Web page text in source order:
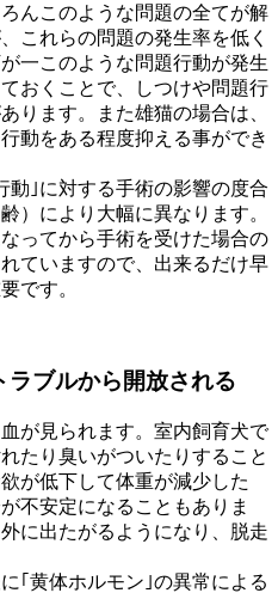
んこのような問題の全てが解
これらの問題の発生率を低く
一このような問題行動が発生
おくことで、しつけや問題行
ります。また雄猫の場合は、
動をある程度抑える事ができ
動｣に対する手術の影響の度合
）により大幅に異なります。
ってから手術を受けた場合の
ていますので、出来るだけ早
です。
ラブルから開放される
が見られます。室内飼育犬で
たり臭いがついたりすること
が低下して体重が減少した
不安定になることもありま
に出たがるようになり、脱走
｢黄体ホルモン｣の異常による